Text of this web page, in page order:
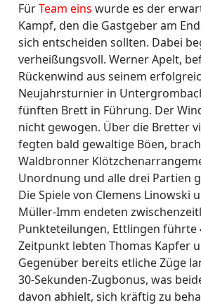
FürTeam eins wurde es der
Kampf, den die Gastgeber am
sich entscheiden sollten. Dabei
verheißungsvoll. Werner Apelt,
Rückenwind aus seinem
Neujahrsturnier in
fünften Brett in Führung. Der
nicht gewogen. Über die Bretter
fegten bald gewaltige Böen,
Waldbronner
Unordnung und alle drei Partien
Die Spiele von Clemens Linowski
Müller-Imm endeten
Punkteteilungen, Ettlingen führte
Zeitpunkt lebten Thomas Kapfer
Gegenüber bereits etliche Züge
30-Sekunden-Zugbonus, was
davon abhielt, sich kräftig zu